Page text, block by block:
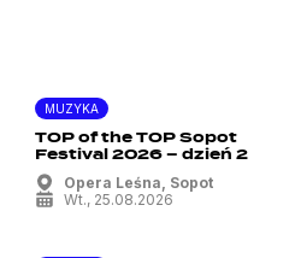
MUZYKA
TOP of the TOP Sopot
Festival 2026 – dzień 2
Opera Leśna, Sopot
wt., 25.08.2026